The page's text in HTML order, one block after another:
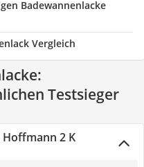
Badewannenlacke
Vergleich
Testsieger
2 K